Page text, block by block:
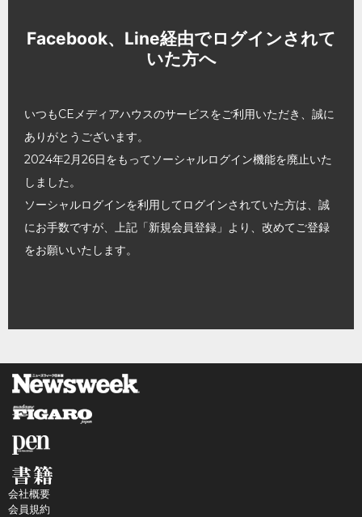
Facebook、Line経由でログインされて
いた方へ
いつもCEメディアハウスのサービスをご利用いただき、誠に
ありがとうございます。
2024年2月26日をもってソーシャルログイン機能を廃止いた
しました。
ソーシャルログインを利用してログインされていた方は、誠
にお手数ですが、上記「新規会員登録」より、改めてご登録
をお願いいたします。
会社概要
会員規約